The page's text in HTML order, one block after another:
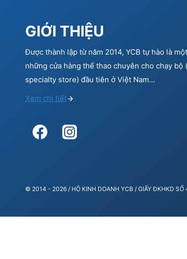
GIỚI THIỆU
Được thành lập từ năm 2014, YCB tự hào là
những cửa hàng thể thao chuyên cho chạy bộ
specialty store) đầu tiên ở Việt Nam…
Xem chi tiết
© 2014 - 2026 / HỘ KINH DOANH YCB / GIẤY ĐKHKD SỐ